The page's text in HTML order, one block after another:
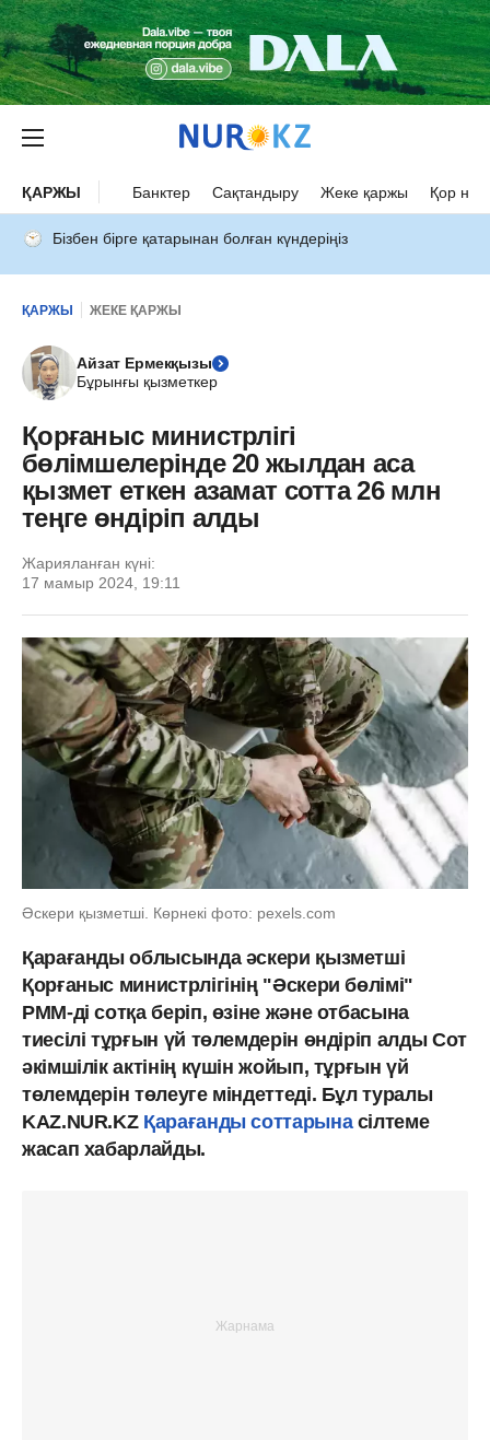
ҚАРЖЫ Банктер Сақтандыру Жеке қаржы Қор
Бізбен бірге қатарынан болған күндеріңіз
ҚАРЖЫ ЖЕКЕ ҚАРЖЫ
Айзат Ермекқызы
Бұрынғы қызметкер
Қорғаныс министрлігі
бөлімшелерінде 20 жылдан аса
қызмет еткен азамат сотта 26 млн
теңге өндіріп алды
Жарияланған күні:
17 мамыр 2024, 19:11
Әскери қызметші. Көрнекі фото: pexels.com
Қарағанды ​​облысында әскери қызметші
Қорғаныс министрлігінің "Әскери бөлімі"
РММ-ді сотқа беріп, өзіне және отбасына
тиесілі тұрғын үй төлемдерін өндіріп алды Сот
әкімшілік актінің күшін жойып, тұрғын үй
төлемдерін төлеуге міндеттеді. Бұл туралы
KAZ.NUR.KZ Қарағанды соттарынасілтеме
жасап хабарлайды.